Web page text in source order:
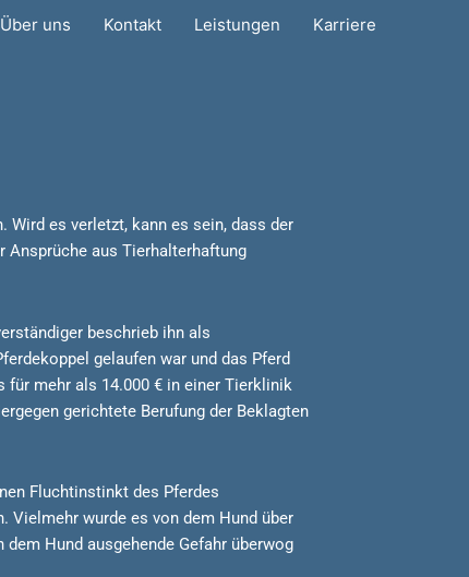
Über uns Kontakt Leistungen Karriere
es verletzt, kann es sein, dass der
Ansprüche aus Tierhalterhaftung
beschrieb ihn als
gelaufen war und das Pferd
für mehr als 14.000 € in einer Tierklinik
gerichtete Berufung der Beklagten
Fluchtinstinkt des Pferdes
Vielmehr wurde es von dem Hund über
Hund ausgehende Gefahr überwog